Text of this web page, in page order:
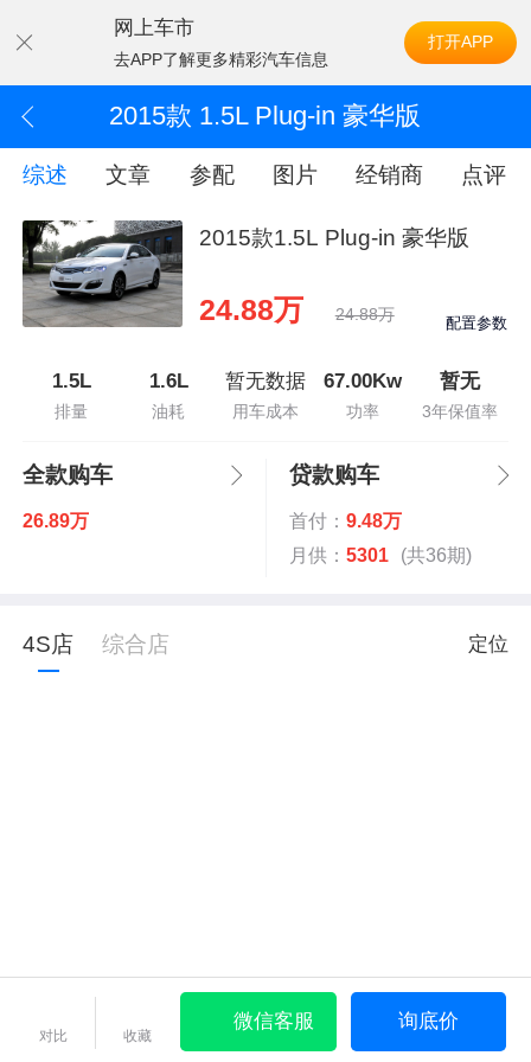
网上车市
去APP了解更多精彩汽车信息
打开APP
2015款 1.5L Plug-in 豪华版
综述 文章 参配 图片 经销商 点评
2015款1.5L Plug-in 豪华版
24.88万 24.88万 配置参数
1.5L
排量
1.6L
油耗
暂无数据
用车成本
67.00Kw
功率
暂无
3年保值率
全款购车
26.89万
贷款购车
首付： 9.48万
月供： 5301 (共36期)
4S店 综合店 定位
对比 收藏
微信客服 询底价